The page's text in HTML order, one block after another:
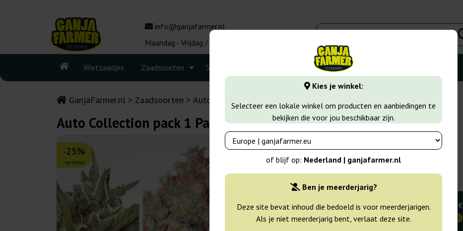
Kies je winkel:
Selecteer een lokale winkel om producten en aanbiedingen te
bekijken die voor jou beschikbaar zijn.
of blijf op: Nederland | ganjafarmer.nl
Ben je meerderjarig?
Deze site bevat inhoud die bedoeld is voor meerderjarigen.
Als je niet meerderjarig bent, verlaat deze site.
info@ganjafarmer.nl
Maandag - Vrijdag / 10:00 - 16:00
Wietzaadjes Zaadsoorten Seedbanks Meer
GanjaFarmer.nl Zaadsoorten Autoflower Wietzaadjes
Auto Collection pack 1 Paradise Seeds
-25%
+gratisie
Paradise Seeds
6 zaden
Niet beschikbaar
31,50 €
25% GOEDKOPER